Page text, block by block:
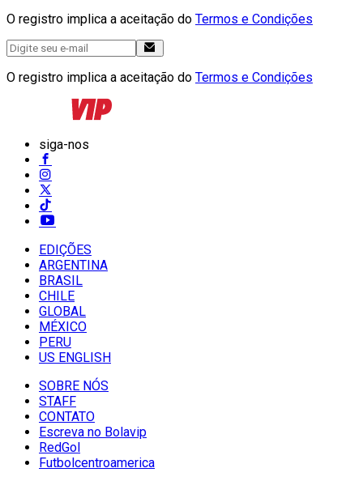
O registro implica a aceitação do Termos e Condições
O registro implica a aceitação do Termos e Condições
siga-nos
EDIÇÕES
ARGENTINA
BRASIL
CHILE
GLOBAL
MÉXICO
PERU
US ENGLISH
SOBRE NÓS
STAFF
CONTATO
Escreva no Bolavip
RedGol
Futbolcentroamerica